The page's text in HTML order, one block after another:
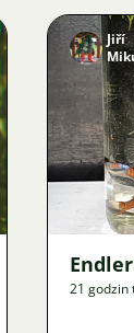
Jiří
21 godzin